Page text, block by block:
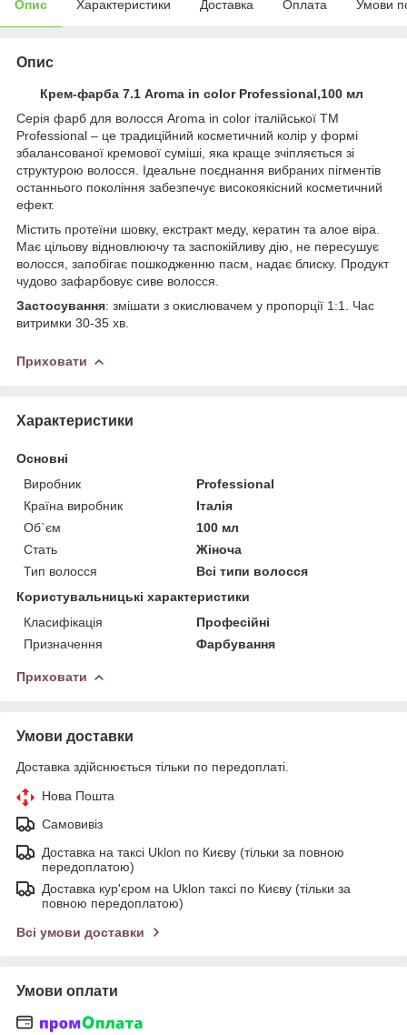
Опис Характеристики Доставка Оплата Умови
Опис
Крем-фарба 7.1 Aroma in color Professional,100 мл
Серія фарб для волосся Aroma in color італійської ТМ
Professional – це традиційний косметичний колір у формі
збалансованої кремової суміші, яка краще зчіпляється зі
структурою волосся. Ідеальне поєднання вибраних пігментів
останнього покоління забезпечує високоякісний косметичний
ефект.
Містить протеїни шовку, екстракт меду, кератин та алое віра.
Має цільову відновлюючу та заспокійливу дію, не пересушує
волосся, запобігає пошкодженню пасм, надає блиску. Продукт
чудово зафарбовує сиве волосся.
Застосування: змішати з окислювачем у пропорції 1:1. Час
витримки 30-35 хв.
Приховати
Характеристики
Основні
Виробник
Professional
Країна виробник
Італія
Об`єм
100 мл
Стать
Жіноча
Тип волосся
Всі типи волосся
Користувальницькі характеристики
Класифікація
Професійні
Призначення
Фарбування
Приховати
Умови доставки
Доставка здійснюється тільки по передоплаті.
Нова Пошта
Самовивіз
Доставка на таксі Uklon по Києву (тільки за повною
передоплатою)
Доставка кур'єром на Uklon таксі по Києву (тільки за
повною передоплатою)
Всі умови доставки
Умови оплати